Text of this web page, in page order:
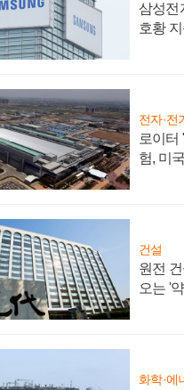
삼성전
호황
전자·전
로이터
험, 미
건설
원전
오는 '
화학·에